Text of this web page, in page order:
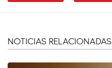
NOTICIAS RELACIONADAS